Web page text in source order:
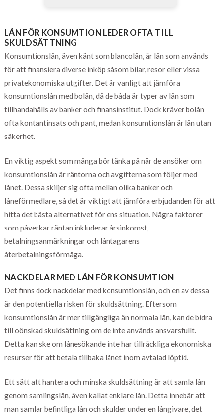
LÅN FÖR KONSUMTION LEDER OFTA TILL
SKULDSÄTTNING
Konsumtionslån, även känt som blancolån, är lån som används
för att finansiera diverse inköp såsom bilar, resor eller vissa
privatekonomiska utgifter. Det är vanligt att jämföra
konsumtionslån med bolån, då de båda är typer av lån som
tillhandahålls av banker och finansinstitut. Dock kräver bolån
ofta kontantinsats och pant, medan konsumtionslån är lån utan
säkerhet.
En viktig aspekt som många bör tänka på när de ansöker om
konsumtionslån är räntorna och avgifterna som följer med
lånet. Dessa skiljer sig ofta mellan olika banker och
låneförmedlare, så det är viktigt att jämföra erbjudanden för att
hitta det bästa alternativet för ens situation. Några faktorer
som påverkar räntan inkluderar årsinkomst,
betalningsanmärkningar och låntagarens
återbetalningsförmåga.
NACKDELAR MED LÅN FÖR KONSUMTION
Det finns dock nackdelar med konsumtionslån, och en av dessa
är den potentiella risken för skuldsättning. Eftersom
konsumtionslån är mer tillgängliga än normala lån, kan de bidra
till oönskad skuldsättning om de inte används ansvarsfullt.
Detta kan ske om lånesökande inte har tillräckliga ekonomiska
resurser för att betala tillbaka lånet inom avtalad löptid.
Ett sätt att hantera och minska skuldsättning är att samla lån
genom samlingslån, även kallat enklare lån. Detta innebär att
man samlar befintliga lån och skulder under en långivare, det